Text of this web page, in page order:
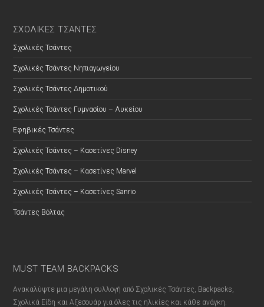
ΣΧΟΛΙΚΕΣ ΤΣΑΝΤΕΣ
Σχολικές Τσάντες
Σχολικές Τσάντες Νηπιαγωγείου
Σχολικές Τσάντες Δημοτικού
Σχολικές Τσάντες Γυμνασίου – Λυκείου
Εφηβικές Τσάντες
Σχολικές Τσάντες – Κασετίνες Disney
Σχολικές Τσάντες – Κασετίνες Marvel
Σχολικές Τσάντες – Κασετίνες Sanrio
Τσάντες Βόλτας
MUST TEAM BACKPACKS
Ανακαλύψτε μια μεγάλη συλλογή από Σχολικές Τσάντες, Backpacks,
Σχολικά Είδη και Αξεσουάρ για όλες τις ηλικίες και κάθε ανάγκη.